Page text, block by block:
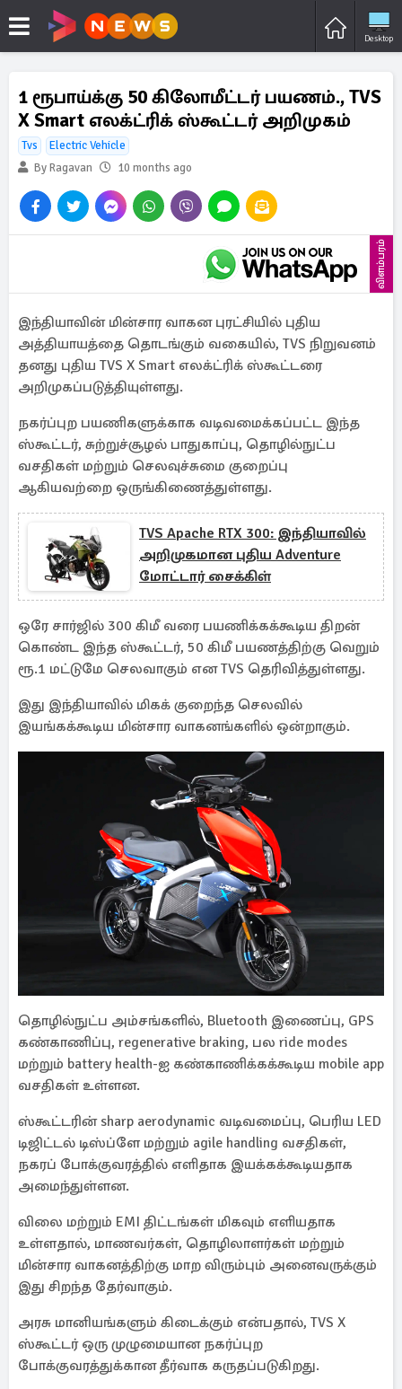
Desktop
1 ரூபாய்க்கு 50 கிலோமீட்டர் பயணம்., TVS
X Smart எலக்ட்ரிக் ஸ்கூட்டர் அறிமுகம்
Tvs
Electric Vehicle
By Ragavan
10 months ago
விளம்பரம்
இந்தியாவின் மின்சார வாகன புரட்சியில் புதிய
அத்தியாயத்தை தொடங்கும் வகையில், TVS நிறுவனம்
தனது புதிய TVS X Smart எலக்ட்ரிக் ஸ்கூட்டரை
அறிமுகப்படுத்தியுள்ளது.
நகர்ப்புற பயணிகளுக்காக வடிவமைக்கப்பட்ட இந்த
ஸ்கூட்டர், சுற்றுச்சூழல் பாதுகாப்பு, தொழில்நுட்ப
வசதிகள் மற்றும் செலவுச்சுமை குறைப்பு
ஆகியவற்றை ஒருங்கிணைத்துள்ளது.
TVS Apache RTX 300: இந்தியாவில்
அறிமுகமான புதிய Adventure
மோட்டார் சைக்கிள்
ஒரே சார்ஜில் 300 கிமீ வரை பயணிக்கக்கூடிய திறன்
கொண்ட இந்த ஸ்கூட்டர், 50 கிமீ பயணத்திற்கு வெறும்
ரூ.1 மட்டுமே செலவாகும் என TVS தெரிவித்துள்ளது.
இது இந்தியாவில் மிகக் குறைந்த செலவில்
இயங்கக்கூடிய மின்சார வாகனங்களில் ஒன்றாகும்.
தொழில்நுட்ப அம்சங்களில், Bluetooth இணைப்பு, GPS
கண்காணிப்பு, regenerative braking, பல ride modes
மற்றும் battery health-ஐ கண்காணிக்கக்கூடிய mobile app
வசதிகள் உள்ளன.
ஸ்கூட்டரின் sharp aerodynamic வடிவமைப்பு, பெரிய LED
டிஜிட்டல் டிஸ்ப்ளே மற்றும் agile handling வசதிகள்,
நகரப் போக்குவரத்தில் எளிதாக இயக்கக்கூடியதாக
அமைந்துள்ளன.
விலை மற்றும் EMI திட்டங்கள் மிகவும் எளியதாக
உள்ளதால், மாணவர்கள், தொழிலாளர்கள் மற்றும்
மின்சார வாகனத்திற்கு மாற விரும்பும் அனைவருக்கும்
இது சிறந்த தேர்வாகும்.
அரசு மானியங்களும் கிடைக்கும் என்பதால், TVS X
ஸ்கூட்டர் ஒரு முழுமையான நகர்ப்புற
போக்குவரத்துக்கான தீர்வாக கருதப்படுகிறது.